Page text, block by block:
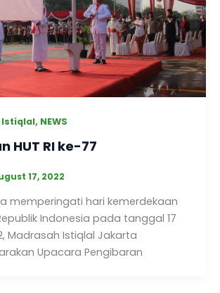
Istiqlal, NEWS
HUT RI ke-77
17, 2022
memperingati hari kemerdekaan
Indonesia pada tanggal 17
Madrasah Istiqlal Jakarta
Upacara Pengibaran